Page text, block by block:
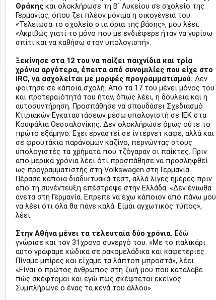
Θράκης και ολοκλήρωσε τη Β΄ Λυκείου σε σχολείο της
Γερμανίας, όπου ζει πλέον μόνιμα η οικογένειά του.
«Τελείωσα το σχολείο στα όρια της βάσης», μου λέει.
«Ακριβώς γιατί το μόνο που με ενδιέφερε ήταν να γυρίσω
σπίτι και να καθήσω στον υπολογιστή».
Ξεκίνησε στα 12 του να παίζει παιχνίδια και τρία
χρόνια αργότερα, έπειτα από συνομιλίες που είχε στο
IRC, να ασχολείται με μορφές προγραμματισμού. Δεν
φοίτησε σε κάποια σχολή. Από τα 17 του μένει μόνος του
και προτεραιότητά του ήταν, όπως λέει, η δουλειά και η
αυτοσυντήρηση. Προσπάθησε να σπουδάσει Σχεδιασμό
Κτιριακών Εγκαταστάσεων μέσω υπολογιστή σε ΙΕΚ στα
Κουφάλια Θεσσαλονίκης. Δεν ολοκλήρωσε όμως ούτε το
πρώτο εξάμηνο. Εχει εργαστεί σε ίντερνετ καφέ, αλλά και
σε φρουτάκια παράνομων καζίνο, περνώντας στους
υπολογιστές τα χρήματα που τζόγαραν οι παίκτες. Πριν
από μερικά χρόνια λέει ότι προσπάθησε να προσληφθεί
ως προγραμματιστής στη Volkswagen στη Γερμανία.
Πέρασε κάποια διαδικτυακά τεστ, αλλά λίγες ημέρες πριν
από τη συνέντευξη επέστρεψε στην Ελλάδα. «Δεν ένιωθα
άνετα στη Γερμανία. Επρεπε να έχω κάποιον από πάνω μου
να λέει ότι όλα θα πάνε καλά. Είμαι αγχωτικός τύπος»,
λέει.
Στην Αθήνα μένει τα τελευταία δύο χρόνια. Εδώ
γνώρισε και τον 31χρονο συνεργό του. «Με το παλικάρι
αυτό γράφαμε κώδικα σε ρακομελάδικα και καφετέριες.
Πίναμε μπίρες και είχαμε τα λάπτοπ μπροστά», λέει.
«Είναι ο πρώτος άνθρωπος στη ζωή μου που κατάλαβε
πώς σκέφτομαι και εγώ πώς σκέφτεται εκείνος.
Συμπλήρωνε ο ένας τα κενά του άλλου».